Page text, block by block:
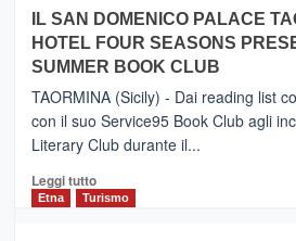
da
Neos
PIEDIMONTE
ETNEO
–
Meta
turistica
privilegiata
secondo
dati
di
IL SAN DOMENICO PALACE
HOTEL FOUR SEASONS
SUMMER BOOK CLUB
TAORMINA (Sicily) - Dai reading list
con il suo Service95 Book Club agli
Literary Club durante il...
Leggi tuttoLeggi
di
Etna Turismo